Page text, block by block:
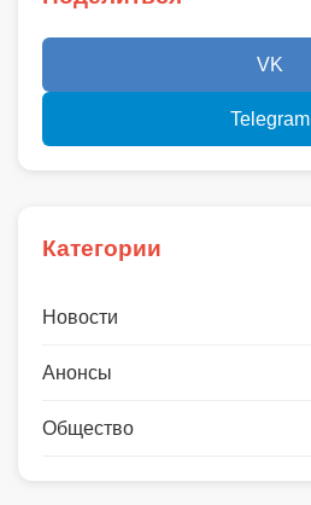
VK
Telegram
Категории
Новости
Анонсы
Общество